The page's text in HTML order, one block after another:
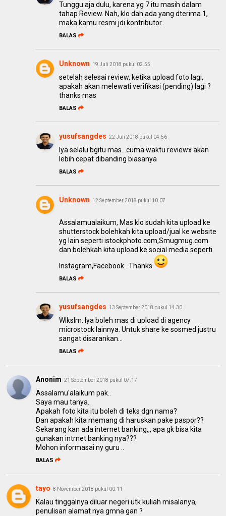
Tunggu aja dulu, karena yg 7 itu masih dalam
tahap Review. Nah, klo dah ada yang dterima 1,
maka kamu resmi jdi kontributor..
BALAS
Unknown 19 Juli 2018 pukul 02.55
setelah selesai review, ketika upload foto lagi,
apakah akan melewati verifikasi (pending) lagi ?
thanks mas
BALAS
yusufsangdes 22 Juli 2018 pukul 04.56
Iya selalu bgitu mas...cuma waktu reviewx akan
lebih cepat dibanding biasanya
BALAS
Unknown 12 September 2018 pukul 10.07
Assalamualaikum, Mas klo sudah kita upload ke
shutterstock bolehkah kita upload/jual ke website
yg lain seperti istockphoto.com,Smugmug.com
dan bolehkah kita upload ke social media seperti
Instagram,Facebook . Thanks
BALAS
yusufsangdes 13 September 2018 pukul 14.30
Wlkslm. Iya boleh mas di upload di agency
microstock lainnya. Untuk share ke sosmed justru
sangat disarankan...
BALAS
Anonim 21 September 2018 pukul 07.17
Assalamu'alaikum pak..
Saya mau tanya..
Apakah foto kita itu boleh di teks dgn nama?
Dan apakah kita memang di haruskan pake paspor??
Sekarang kan ada internet banking,,, apa gk bisa kita
gunakan intrnet banking nya???
Mohon informasai ny guru ..
BALAS
tayo 8 November 2018 pukul 00.11
Kalau tinggalnya diluar negeri utk kuliah misalanya,
penulisan alamat nya gmna gan ?